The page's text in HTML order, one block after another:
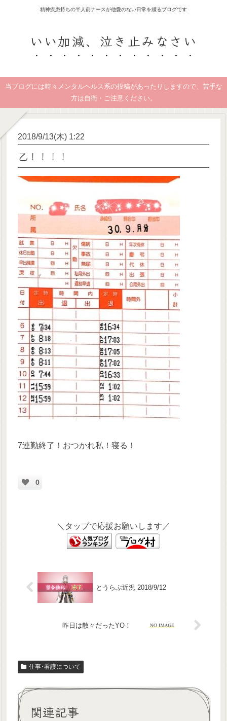
精神疾患持ちの半人前ナースが他愛のない日常を綴るブログです
いい加減、泣き止みなさい
当ブログには時々メンタルヘルス系の投稿があったりしますので、苦手な
方は自衛・ご注意ください。
2018/9/13(木) 1:22
乙！！！！
7連勤終了！おつかれ私！寝る！
0
＼タップで応援お願いします／
とうらぶ近況 2018/9/12
昨日は散々だったYO！
仕事･看護について
関連記事